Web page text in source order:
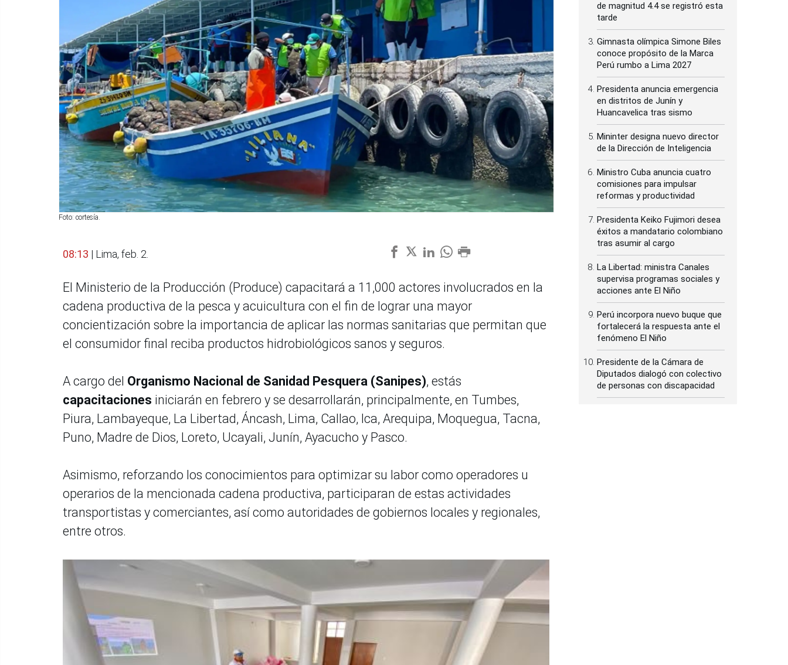
Foto: cortesía.
08:13 | Lima, feb. 2.
El Ministerio de la Producción (Produce) capacitará a 11,000 actores involucrados en la
cadena productiva de la pesca y acuicultura con el fin de lograr una mayor
concientización sobre la importancia de aplicar las normas sanitarias que permitan que
el consumidor final reciba productos hidrobiológicos sanos y seguros.
A cargo del Organismo Nacional de Sanidad Pesquera (Sanipes), estás
capacitaciones iniciarán en febrero y se desarrollarán, principalmente, en Tumbes,
Piura, Lambayeque, La Libertad, Áncash, Lima, Callao, Ica, Arequipa, Moquegua, Tacna,
Puno, Madre de Dios, Loreto, Ucayali, Junín, Ayacucho y Pasco.
Asimismo, reforzando los conocimientos para optimizar su labor como operadores u
operarios de la mencionada cadena productiva, participaran de estas actividades
transportistas y comerciantes, así como autoridades de gobiernos locales y regionales,
entre otros.
de magnitud 4.4 se registró esta
tarde
Gimnasta olímpica Simone Biles
conoce propósito de la Marca
Perú rumbo a Lima 2027
Presidenta anuncia emergencia
en distritos de Junín y
Huancavelica tras sismo
Mininter designa nuevo director
de la Dirección de Inteligencia
Ministro Cuba anuncia cuatro
comisiones para impulsar
reformas y productividad
Presidenta Keiko Fujimori desea
éxitos a mandatario colombiano
tras asumir al cargo
La Libertad: ministra Canales
supervisa programas sociales y
acciones ante El Niño
Perú incorpora nuevo buque que
fortalecerá la respuesta ante el
fenómeno El Niño
Presidente de la Cámara de
Diputados dialogó con colectivo
de personas con discapacidad